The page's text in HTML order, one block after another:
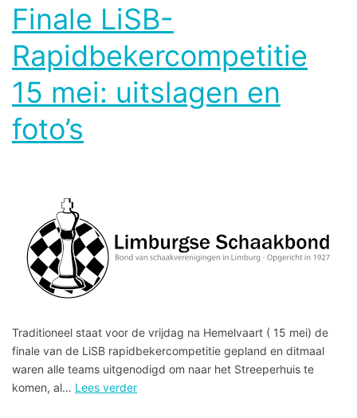
Finale LiSB-
Rapidbekercompetitie
15 mei: uitslagen en
foto’s
Traditioneel staat voor de vrijdag na Hemelvaart ( 15 mei) de
finale van de LiSB rapidbekercompetitie gepland en ditmaal
waren alle teams uitgenodigd om naar het Streeperhuis te
komen, al… Lees verder